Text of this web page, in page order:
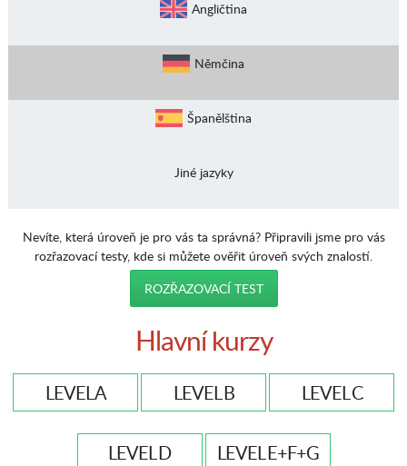
Angličtina
Němčina
Španělština
Jiné jazyky
Nevíte, která úroveň je pro vás ta správná? Připravili jsme pro vás
rozřazovací testy, kde si můžete ověřit úroveň svých znalostí.
ROZŘAZOVACÍ TEST
Hlavní kurzy
LEVEL A LEVEL B LEVEL C
LEVEL D LEVEL E+F+G